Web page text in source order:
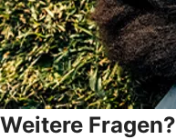
Weitere Fragen?